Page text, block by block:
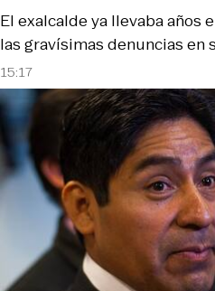
15:17
El exalcalde ya llevaba años
las gravísimas denuncias en